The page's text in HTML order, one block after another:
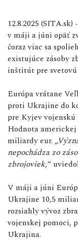
12.8.2025
v máji a júni opäť
čoraz viac sa
existujúce zásoby
inštitút pre
Európa vrátane
proti Ukrajine do
pre Kyjev
Hodnota americkej
miliardy eur.
nepochádza zo
zbrojoviek,“
V máji a júni
Ukrajine 10,5
rozsiahly vývoz
vojenskej pomoci,
Ukrajina.